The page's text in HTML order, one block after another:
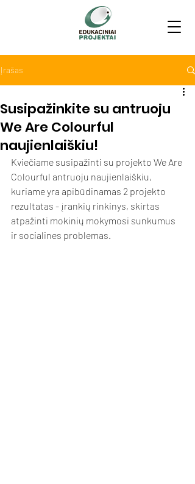
Įrašas
Susipažinkite su antruoju
We Are Colourful
naujienlaiškiu!
Kviečiame susipažinti su projekto We Are
Colourful antruoju naujienlaiškiu,
kuriame yra apibūdinamas 2 projekto
rezultatas - įrankių rinkinys, skirtas
atpažinti mokinių mokymosi sunkumus
ir socialines problemas.